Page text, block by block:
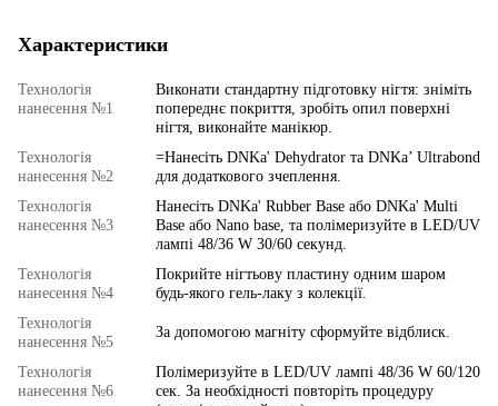
Характеристики
Технологія
нанесення №1
Виконати стандартну підготовку нігтя: зніміть
попереднє покриття, зробіть опил поверхні
нігтя, виконайте манікюр.
Технологія
нанесення №2
=Нанесіть DNKa' Dehydrator та DNKa’ Ultrabond
для додаткового зчеплення.
Технологія
нанесення №3
Нанесіть DNKa' Rubber Base або DNKa' Multi
Base або Nano base, та полімеризуйте в LED/UV
лампі 48/36 W 30/60 секунд.
Технологія
нанесення №4
Покрийте нігтьову пластину одним шаром
будь-якого гель-лаку з колекції.
Технологія
нанесення №5
За допомогою магніту сформуйте відблиск.
Технологія
нанесення №6
Полімеризуйте в LED/UV лампі 48/36 W 60/120
сек. За необхідності повторіть процедуру